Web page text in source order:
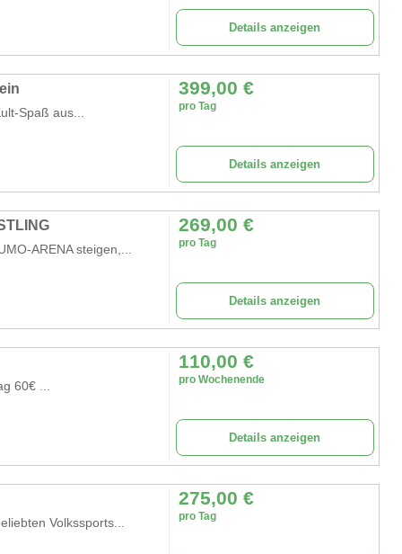
Details anzeigen
Spaß aus...
399,00 €
pro Tag
Details anzeigen
ARENA steigen,...
269,00 €
pro Tag
Details anzeigen
60€ ...
110,00 €
pro Wochenende
Details anzeigen
Volkssports...
275,00 €
pro Tag